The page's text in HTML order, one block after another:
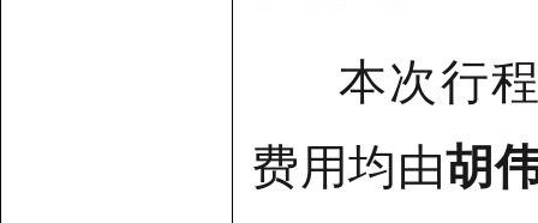
本次行程
费用均由胡